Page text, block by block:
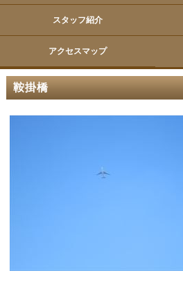
スタッフ紹介
アクセスマップ
鞍掛橋